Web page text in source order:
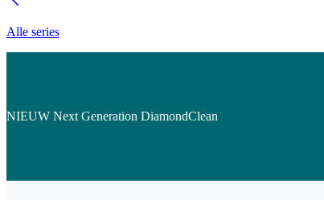
Alle series
NIEUW Next Generation DiamondClean